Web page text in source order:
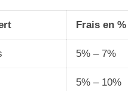
Frais en %
5% – 7%
5% – 10%